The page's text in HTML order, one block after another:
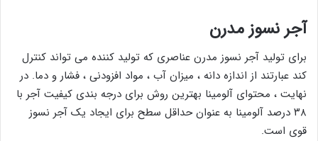
آجر نسوز مدرن
برای تولید آجر نسوز مدرن عناصری که تولید کننده می تواند کنترل
کند عبارتند از اندازه دانه ، میزان آب ، مواد افزودنی ، فشار و دما. در
نهایت ، محتوای آلومینا بهترین روش برای درجه بندی کیفیت آجر با
۳۸ درصد آلومینا به عنوان حداقل سطح برای ایجاد یک آجر نسوز
قوی است.